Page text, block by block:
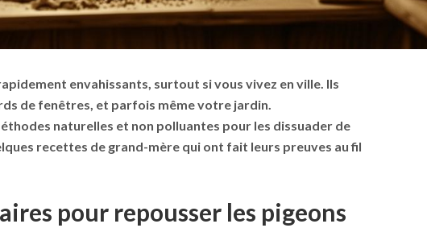
envahissants, surtout si vous vivez en ville. Ils
de fenêtres, et parfois même votre jardin.
naturelles et non polluantes pour les dissuader de
recettes de grand-mère qui ont fait leurs preuves au fil
pour repousser les pigeons